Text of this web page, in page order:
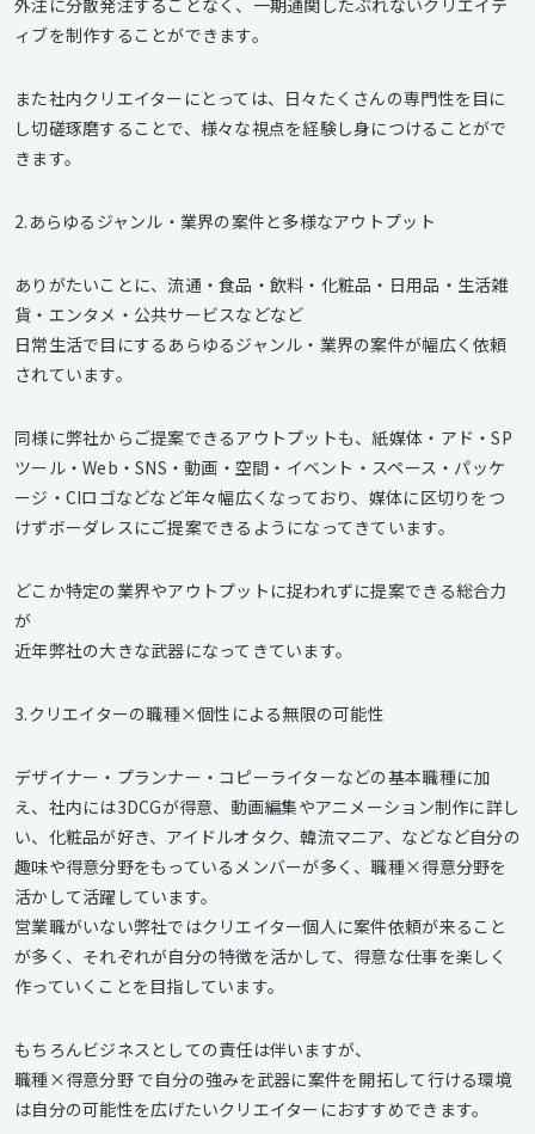
ィブを制作することができます。
また社内クリエイターにとっては、日々たくさんの専門性を目に
し切磋琢磨することで、様々な視点を経験し身につけることがで
きます。
2.あらゆるジャンル・業界の案件と多様なアウトプット
ありがたいことに、流通・食品・飲料・化粧品・日用品・生活雑
貨・エンタメ・公共サービスなどなど
日常生活で目にするあらゆるジャンル・業界の案件が幅広く依頼
されています。
同様に弊社からご提案できるアウトプットも、紙媒体・アド・SP
ツール・Web・SNS・動画・空間・イベント・スペース・パッケ
ージ・CIロゴなどなど年々幅広くなっており、媒体に区切りをつ
けずボーダレスにご提案できるようになってきています。
どこか特定の業界やアウトプットに捉われずに提案できる総合力
が
近年弊社の大きな武器になってきています。
3.クリエイターの職種×個性による無限の可能性
デザイナー・プランナー・コピーライターなどの基本職種に加
え、社内には3DCGが得意、動画編集やアニメーション制作に詳し
い、化粧品が好き、アイドルオタク、韓流マニア、などなど自分の
趣味や得意分野をもっているメンバーが多く、職種×得意分野を
活かして活躍しています。
営業職がいない弊社ではクリエイター個人に案件依頼が来ること
が多く、それぞれが自分の特徴を活かして、得意な仕事を楽しく
作っていくことを目指しています。
もちろんビジネスとしての責任は伴いますが、
職種×得意分野 で自分の強みを武器に案件を開拓して行ける環境
は自分の可能性を広げたいクリエイターにおすすめできます。